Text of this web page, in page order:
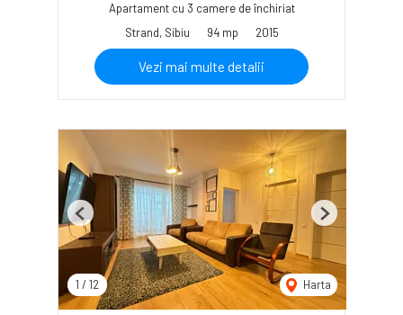
Apartament cu 3 camere de închiriat
Strand, Sibiu
94 mp 2015
Vezi mai multe detalii
1 / 12 Harta
Previous Next